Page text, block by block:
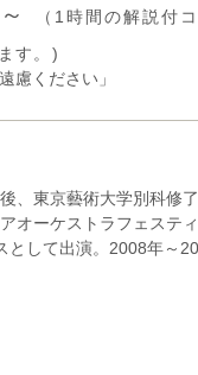
（1時間の解説付
す。)
慮ください」
、東京藝術大学別科修了
オーケストラフェステ
として出演。2008年～
ラと共演。昨年は光州音
たCMやアーティストの